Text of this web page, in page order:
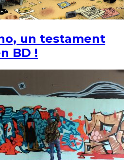
un testament
BD !